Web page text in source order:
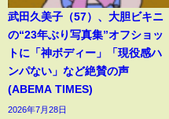
武田久美子（57）、大胆ビキニ
の“23年ぶり写真集”オフショッ
トに「神ボディー」「現役感ハ
ンパない」など絶賛の声
(ABEMA TIMES)
2026年7月28日